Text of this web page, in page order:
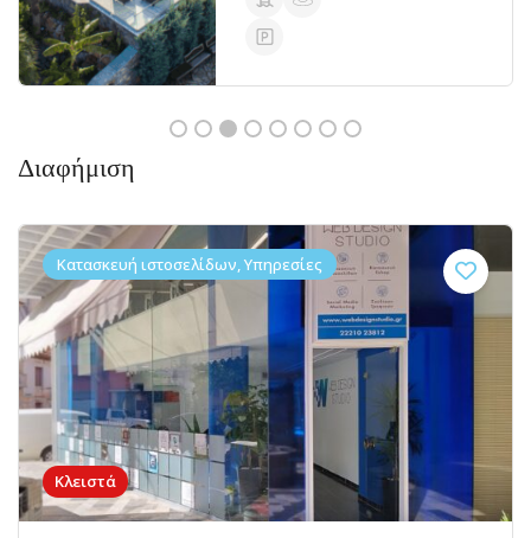
Διαφήμιση
Κλειστά
Κατασκευή ιστοσελίδων, Υπηρεσίες